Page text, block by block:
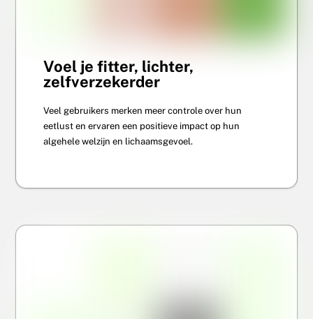
Voel je fitter, lichter,
zelfverzekerder
Veel gebruikers merken meer controle over hun
eetlust en ervaren een positieve impact op hun
algehele welzijn en lichaamsgevoel.